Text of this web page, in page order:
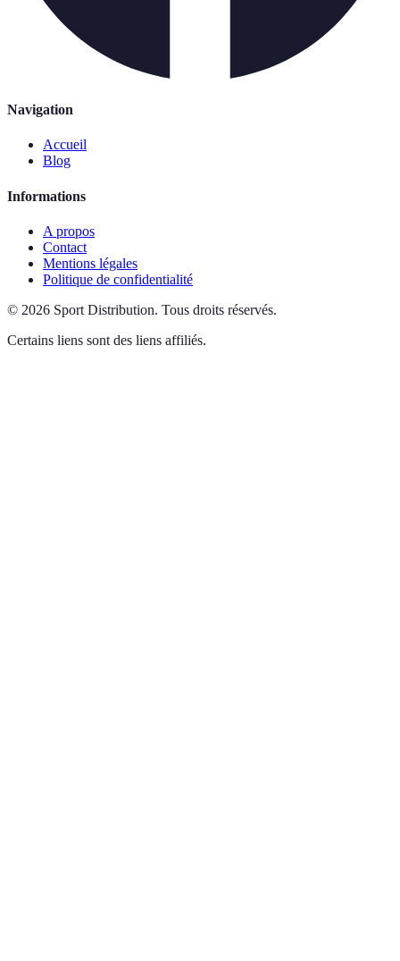
Navigation
Accueil
Blog
Informations
A propos
Contact
Mentions légales
Politique de confidentialité
© 2026 Sport Distribution. Tous droits réservés.
Certains liens sont des liens affiliés.